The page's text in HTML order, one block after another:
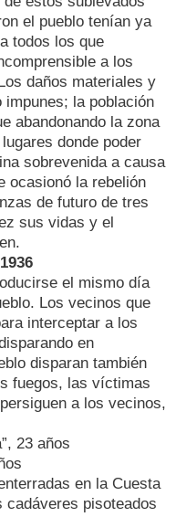
el pueblo tenían ya
todos los que
a los
daños materiales y
impunes; la población
abandonando la zona
donde poder
sobrevenida a causa
ocasionó la rebelión
de futuro de tres
sus vidas y el
el mismo día
Los vecinos que
interceptar a los
en
disparan también
fuegos, las víctimas
a los vecinos,
23 años
en la Cuesta
pisoteados